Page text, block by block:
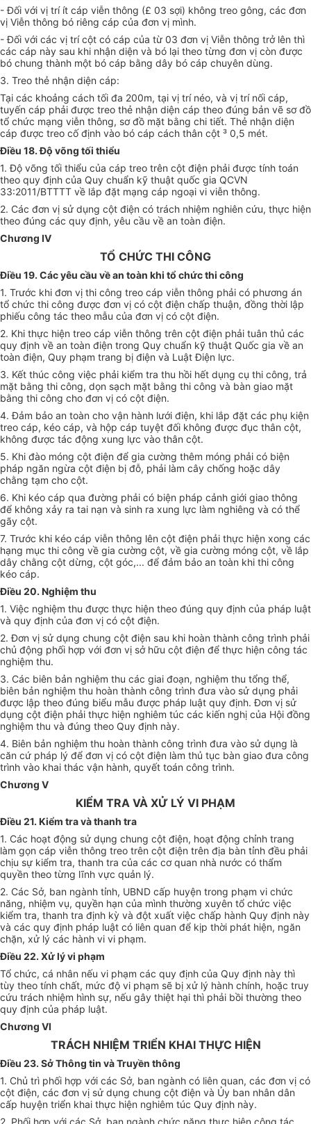
- Đối với vị trí ít cáp viễn thông (£ 03 sợi) không treo gông, các đơn
vị Viễn thông bó riêng cáp của đơn vị mình.
- Đối với các vị trí cột có cáp của từ 03 đơn vị Viễn thông trở lên thì
các cáp này sau khi nhận diện và bó lại theo từng đơn vị còn được
bó chung thành một bó cáp bằng dây bó cáp chuyên dùng.
3. Treo thẻ nhận diện cáp:
Tại các khoảng cách tối đa 200m, tại vị trí néo, và vị trí nối cáp,
tuyến cáp phải được treo thẻ nhận diện cáp theo đúng bản vẽ sơ đồ
tổ chức mạng viễn thông, sơ đồ mặt bằng chi tiết. Thẻ nhận diện
cáp được treo cố định vào bó cáp cách thân cột ³ 0,5 mét.
Điều 18. Độ võng tối thiểu
1. Độ võng tối thiểu của cáp treo trên cột điện phải được tính toán
theo quy định của Quy chuẩn kỹ thuật quốc gia QCVN
33:2011/BTTTT về lắp đặt mạng cáp ngoại vi viễn thông.
2. Các đơn vị sử dụng cột điện có trách nhiệm nghiên cứu, thực hiện
theo đúng các quy định, yêu cầu về an toàn điện.
Chương IV
TỔ CHỨC THI CÔNG
Điều 19. Các yêu cầu về an toàn khi tổ chức thi công
1. Trước khi đơn vị thi công treo cáp viễn thông phải có phương án
tổ chức thi công được đơn vị có cột điện chấp thuận, đồng thời lập
phiếu công tác theo mẫu của đơn vị có cột điện.
2. Khi thực hiện treo cáp viễn thông trên cột điện phải tuân thủ các
quy định về an toàn điện trong Quy chuẩn kỹ thuật Quốc gia về an
toàn điện, Quy phạm trang bị điện và Luật Điện lực.
3. Kết thúc công việc phải kiểm tra thu hồi hết dụng cụ thi công, trả
mặt bằng thi công, dọn sạch mặt bằng thi công và bàn giao mặt
bằng thi công cho đơn vị có cột điện.
4. Đảm bảo an toàn cho vận hành lưới điện, khi lắp đặt các phụ kiện
treo cáp, kéo cáp, và hộp cáp tuyệt đối không được đục thân cột,
không được tác động xung lực vào thân cột.
5. Khi đào móng cột điện để gia cường thêm móng phải có biện
pháp ngăn ngừa cột điện bị đỗ, phải làm cây chống hoặc dây
chằng tạm cho cột.
6. Khi kéo cáp qua đường phải có biện pháp cảnh giới giao thông
để không xảy ra tai nạn và sinh ra xung lực làm nghiêng và có thể
gãy cột.
7. Trước khi kéo cáp viễn thông lên cột điện phải thực hiện xong các
hạng mục thi công về gia cường cột, về gia cường móng cột, về lắp
dây chằng cột dừng, cột góc,... để đảm bảo an toàn khi thi công
kéo cáp.
Điều 20. Nghiệm thu
1. Việc nghiệm thu được thực hiện theo đúng quy định của pháp luật
và quy định của đơn vị có cột điện.
2. Đơn vị sử dụng chung cột điện sau khi hoàn thành công trình phải
chủ động phối hợp với đơn vị sở hữu cột điện để thực hiện công tác
nghiệm thu.
3. Các biên bản nghiệm thu các giai đoạn, nghiệm thu tổng thể,
biên bản nghiệm thu hoàn thành công trình đưa vào sử dụng phải
được lập theo đúng biểu mẫu được pháp luật quy định. Đơn vị sử
dụng cột điện phải thực hiện nghiêm túc các kiến nghị của Hội đồng
nghiệm thu và đúng theo Quy định này.
4. Biên bản nghiệm thu hoàn thành công trình đưa vào sử dụng là
căn cứ pháp lý để đơn vị có cột điện làm thủ tục bàn giao đưa công
trình vào khai thác vận hành, quyết toán công trình.
Chương V
KIỂM TRA VÀ XỬ LÝ VI PHẠM
Điều 21. Kiểm tra và thanh tra
1. Các hoạt động sử dụng chung cột điện, hoạt động chỉnh trang
làm gọn cáp viễn thông treo trên cột điện trên địa bàn tỉnh đều phải
chịu sự kiểm tra, thanh tra của các cơ quan nhà nước có thẩm
quyền theo từng lĩnh vực quản lý.
2. Các Sở, ban ngành tỉnh, UBND cấp huyện trong phạm vi chức
năng, nhiệm vụ, quyền hạn của mình thường xuyên tổ chức việc
kiểm tra, thanh tra định kỳ và đột xuất việc chấp hành Quy định này
và các quy định pháp luật có liên quan để kịp thời phát hiện, ngăn
chặn, xử lý các hành vi vi phạm.
Điều 22. Xử lý vi phạm
Tổ chức, cá nhân nếu vi phạm các quy định của Quy định này thì
tùy theo tính chất, mức độ vi phạm sẽ bị xử lý hành chính, hoặc truy
cứu trách nhiệm hình sự, nếu gây thiệt hại thì phải bồi thường theo
quy định của pháp luật.
Chương VI
TRÁCH NHIỆM TRIỂN KHAI THỰC HIỆN
Điều 23. Sở Thông tin và Truyền thông
1. Chủ trì phối hợp với các Sở, ban ngành có liên quan, các đơn vị có
cột điện, các đơn vị sử dụng chung cột điện và Ủy ban nhân dân
cấp huyện triển khai thực hiện nghiêm túc Quy định này.
2. Phối hợp với các Sở, ban ngành chức năng thực hiện công tác